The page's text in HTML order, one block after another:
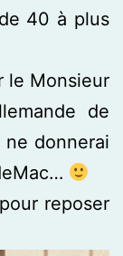
40 à plus
le Monsieur
de
donnerai
reposer